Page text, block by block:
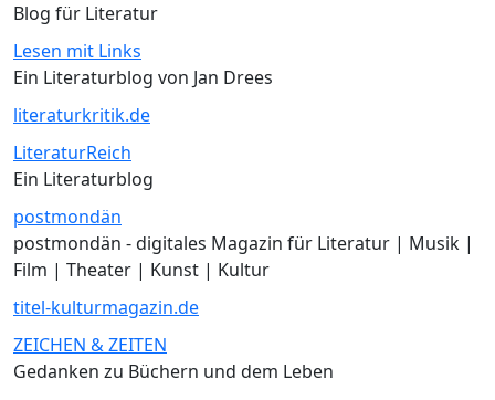
Blog für Literatur
Lesen mit Links
Ein Literaturblog von Jan Drees
literaturkritik.de
LiteraturReich
Ein Literaturblog
postmondän
postmondän - digitales Magazin für Literatur | Musik |
Film | Theater | Kunst | Kultur
titel-kulturmagazin.de
ZEICHEN & ZEITEN
Gedanken zu Büchern und dem Leben